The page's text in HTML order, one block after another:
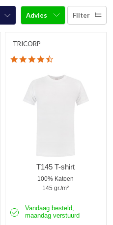
Filter
Advies
TRICORP
T145 T-shirt
100% Katoen
145 gr./m²
Vandaag besteld,
maandag verstuurd